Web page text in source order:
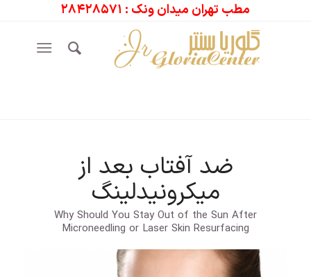
مطب تهران میدان ونک : ۲۸۴۲۸۵۷۱
ضد آفتاب بعد از
میکرونیدلینگ
Why Should You Stay Out of the Sun After
Microneedling or Laser Skin Resurfacing